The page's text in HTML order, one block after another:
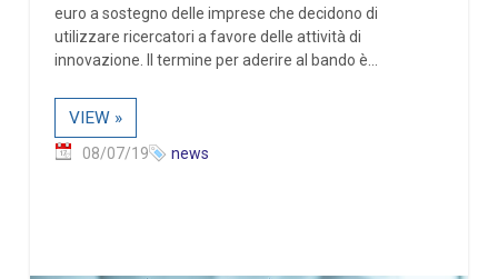
euro a sostegno delle imprese che decidono di
utilizzare ricercatori a favore delle attività di
innovazione. Il termine per aderire al bando è...
VIEW »
08/07/19 news